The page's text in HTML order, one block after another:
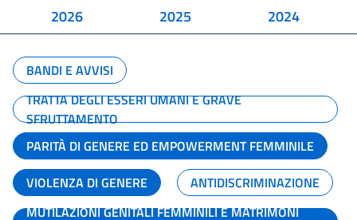
2026 2025 2024
BANDI E AVVISI
TRATTA DEGLI ESSERI UMANI E GRAVE
SFRUTTAMENTO
PARITÀ DI GENERE ED EMPOWERMENT FEMMINILE
VIOLENZA DI GENERE
ANTIDISCRIMINAZIONE
MUTILAZIONI GENITALI FEMMINILI E MATRIMONI